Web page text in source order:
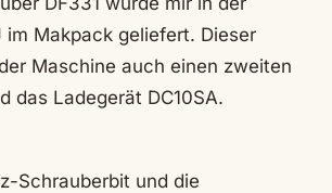
im Makpack geliefert. Dieser
Maschine auch einen zweiten
das Ladegerät DC10SA.
Schrauberbit und die